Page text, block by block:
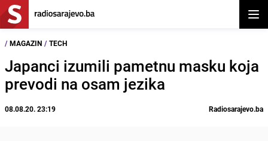
/ MAGAZIN / TECH
Japanci izumili pametnu masku koja
prevodi na osam jezika
08.08.20. 23:19 Radiosarajevo.ba